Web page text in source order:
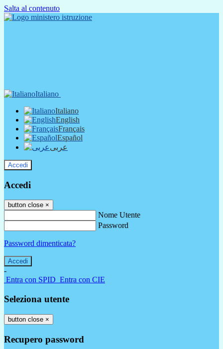
Salta al contenuto
Italiano
Italiano
English
Français
Español
عربى
Accedi
Accedi
button close ×
Nome Utente
Password
Password dimenticata?
-
Entra con SPID Entra con CIE
Seleziona utente
button close ×
Recupero password